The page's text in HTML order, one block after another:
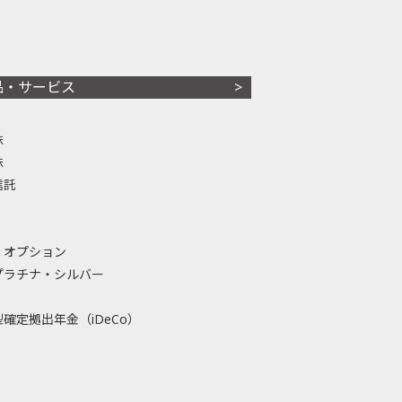
・サービス
託
プション
ラチナ・シルバー
定拠出年金（iDeCo）